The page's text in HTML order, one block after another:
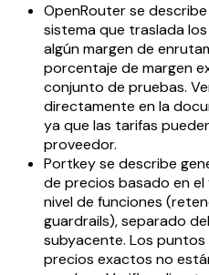
OpenRouter se
sistema que traslada
algún margen de
porcentaje de margen
conjunto de pruebas.
directamente en la
ya que las tarifas
proveedor.
Portkey se describe
de precios basado en
nivel de funciones
guardrails), separado
subyacente. Los
precios exactos no